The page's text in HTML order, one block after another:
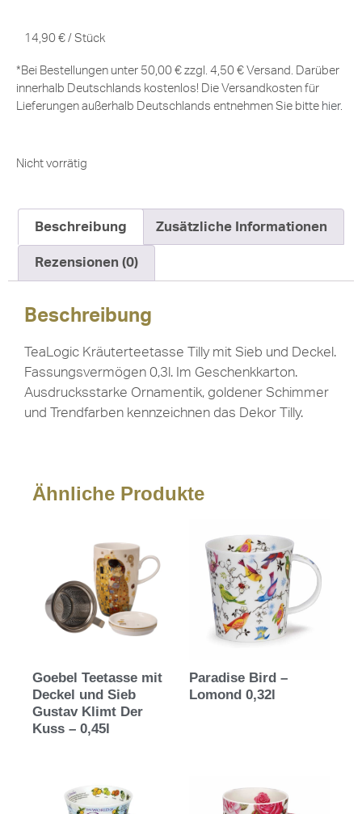
14,90 € / Stück
*Bei Bestellungen unter 50,00 € zzgl. 4,50 € Versand. Darüber
innerhalb Deutschlands kostenlos! Die Versandkosten für
Lieferungen außerhalb Deutschlands entnehmen Sie bitte hier.
Nicht vorrätig
Beschreibung Zusätzliche Informationen
Rezensionen (0)
Beschreibung
TeaLogic Kräuterteetasse Tilly mit Sieb und Deckel.
Fassungsvermögen 0,3l. Im Geschenkkarton.
Ausdrucksstarke Ornamentik, goldener Schimmer
und Trendfarben kennzeichnen das Dekor Tilly.
Ähnliche Produkte
Goebel Teetasse mit
Deckel und Sieb
Gustav Klimt Der
Kuss – 0,45l
Paradise Bird –
Lomond 0,32l